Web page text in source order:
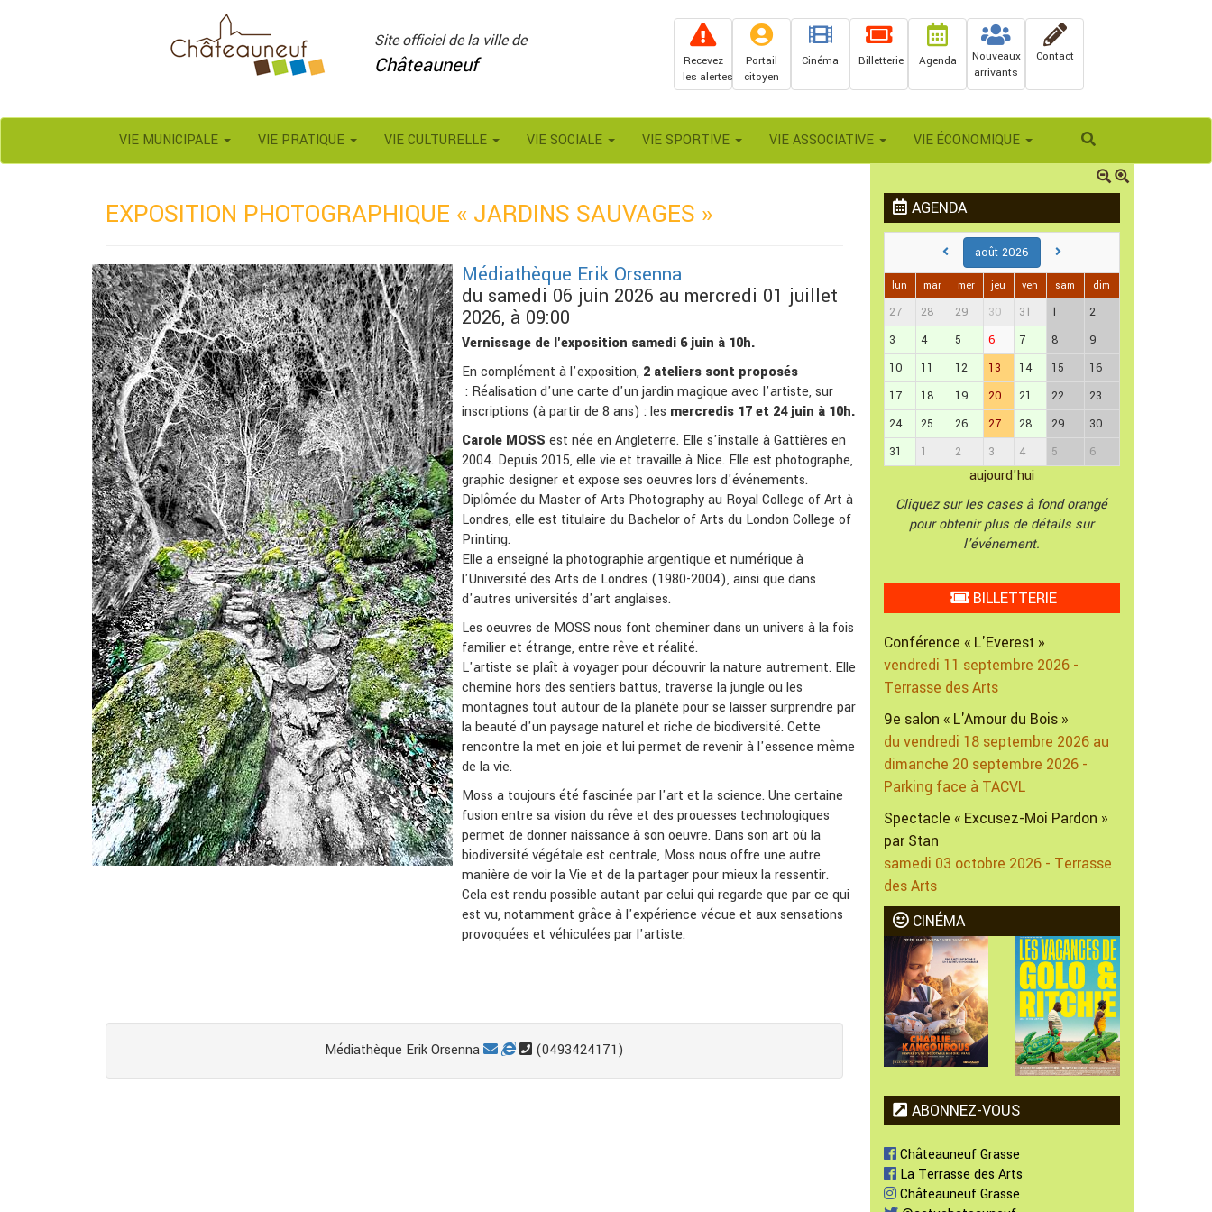
Site officiel de la ville de
Châteauneuf Contact
Nouveaux
arrivants
Agenda
Billetterie
Cinéma
Portail
citoyen
Recevez
les alertes
Rechercher
VIE MUNICIPALE VIE PRATIQUE VIE CULTURELLE VIE SOCIALE VIE SPORTIVE VIE ASSOCIATIVE VIE ÉCONOMIQUE
EXPOSITION PHOTOGRAPHIQUE « JARDINS SAUVAGES »
Médiathèque Erik Orsenna
du samedi 06 juin 2026 au mercredi 01 juillet
2026, à 09:00
Vernissage de l'exposition samedi 6 juin à 10h.
En complément à l'exposition, 2 ateliers sont proposés
: Réalisation d'une carte d'un jardin magique avec l'artiste, sur
inscriptions (à partir de 8 ans) : les mercredis 17 et 24 juin à 10h.
Carole MOSS est née en Angleterre. Elle s'installe à Gattières en
2004. Depuis 2015, elle vie et travaille à Nice. Elle est photographe,
graphic designer et expose ses oeuvres lors d'événements.
Diplômée du Master of Arts Photography au Royal College of Art à
Londres, elle est titulaire du Bachelor of Arts du London College of
Printing.
Elle a enseigné la photographie argentique et numérique à
l'Université des Arts de Londres (1980-2004), ainsi que dans
d'autres universités d'art anglaises.
Les oeuvres de MOSS nous font cheminer dans un univers à la fois
familier et étrange, entre rêve et réalité.
L'artiste se plaît à voyager pour découvrir la nature autrement. Elle
chemine hors des sentiers battus, traverse la jungle ou les
montagnes tout autour de la planète pour se laisser surprendre par
la beauté d'un paysage naturel et riche de biodiversité. Cette
rencontre la met en joie et lui permet de revenir à l'essence même
de la vie.
Moss a toujours été fascinée par l'art et la science. Une certaine
fusion entre sa vision du rêve et des prouesses technologiques
permet de donner naissance à son oeuvre. Dans son art où la
biodiversité végétale est centrale, Moss nous offre une autre
manière de voir la Vie et de la partager pour mieux la ressentir.
Cela est rendu possible autant par celui qui regarde que par ce qui
est vu, notamment grâce à l'expérience vécue et aux sensations
provoquées et véhiculées par l'artiste.
Médiathèque Erik Orsenna (0493424171)
AGENDA
août 2026
lun mar mer jeu ven sam dim
27 28 29 30 31 1
2
3
4 5 6 7 8
9
10
11 12 13 14 15
16
17
18 19 20 21 22
23
24
25 26 27 28 29
30
31
1 2 3 4 5 6
aujourd'hui
Cliquez sur les cases à fond orangé
pour obtenir plus de détails sur
l'événement.
BILLETTERIE
Conférence « L'Everest »
vendredi 11 septembre 2026 -
Terrasse des Arts
9e salon « L'Amour du Bois »
du vendredi 18 septembre 2026 au
dimanche 20 septembre 2026 -
Parking face à TACVL
Spectacle « Excusez-Moi Pardon »
par Stan
samedi 03 octobre 2026 - Terrasse
des Arts
CINÉMA
ABONNEZ-VOUS
Châteauneuf Grasse
La Terrasse des Arts
Châteauneuf Grasse